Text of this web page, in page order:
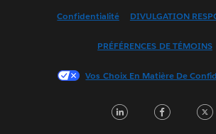
Français (France)
한국어
Português
Confidentialité DIVULGATION
PRÉFÉRENCES DE TÉMOINS
Vos Choix En Matière De
LinkedIn